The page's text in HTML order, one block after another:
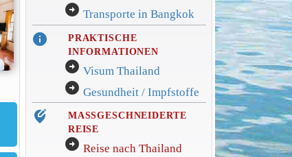
arrow_circle_right Transporte in Bangkok
info
PRAKTISCHE
INFORMATIONEN
arrow_circle_right Visum Thailand
arrow_circle_right Gesundheit / Impfstoffe
edit_location_alt
MASSGESCHNEIDERTE
REISE
arrow_circle_right Reise nach Thailand